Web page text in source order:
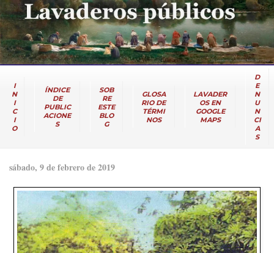
I
N
I
C
I
O
ÍNDICE
DE
PUBLIC
ACIONE
S
SOB
RE
ESTE
BLO
G
GLOSA
RIO DE
TÉRMI
NOS
LAVADER
OS EN
GOOGLE
MAPS
D
E
N
U
N
CI
A
S
sábado, 9 de febrero de 2019